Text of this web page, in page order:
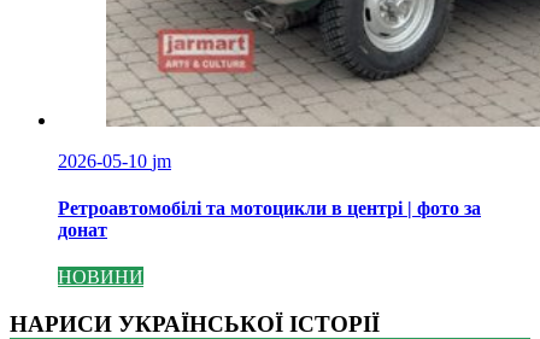
2026-05-10 jm
Ретроавтомобілі та мотоцикли в центрі | фото за
донат
НОВИНИ
НАРИСИ УКРАЇНСЬКОЇ ІСТОРІЇ